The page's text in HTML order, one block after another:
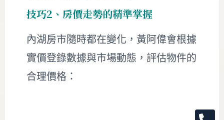
技巧2、房價走勢的精準掌握
內湖房市隨時都在變化，黃阿偉會根據
實價登錄數據與市場動態，評估物件的
合理價格：